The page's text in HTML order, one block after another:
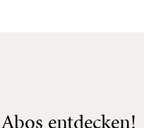
Abos entdecken!